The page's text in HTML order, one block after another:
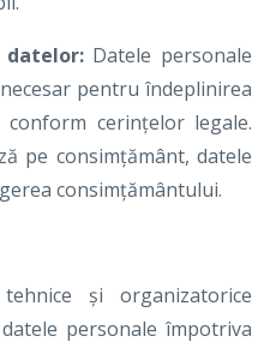
datelor:Datele personale
pentru îndeplinirea
cerințelor legale.
pe consimțământ, datele
consimțământului.
și organizatorice
personale împotriva